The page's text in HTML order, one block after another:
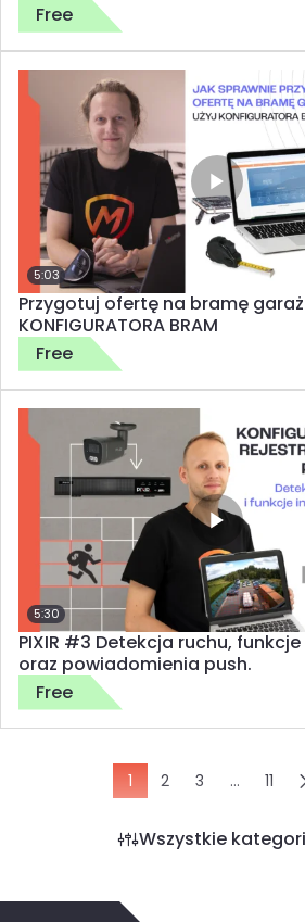
Wszystkie
Free
5:03
Przygotuj ofertę na bramę
KONFIGURATORA BRAM
Free
5:30
PIXIR #3 Detekcja ruchu,
oraz powiadomienia push.
Free
1 2 3 … 11